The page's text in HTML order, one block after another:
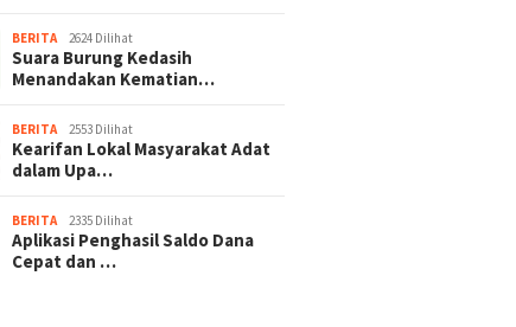
BERITA 2624 Dilihat
Suara Burung Kedasih
Menandakan Kematian…
BERITA 2553 Dilihat
Kearifan Lokal Masyarakat Adat
dalam Upa…
BERITA 2335 Dilihat
Aplikasi Penghasil Saldo Dana
Cepat dan …